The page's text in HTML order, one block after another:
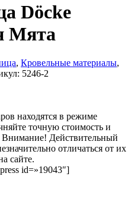
Döcke
Мята
, Кровельные материалы,
5246-2
находятся в режиме
точную стоимость и
Внимание! Действительный
отличаться от их
сайте.
id=»19043″]